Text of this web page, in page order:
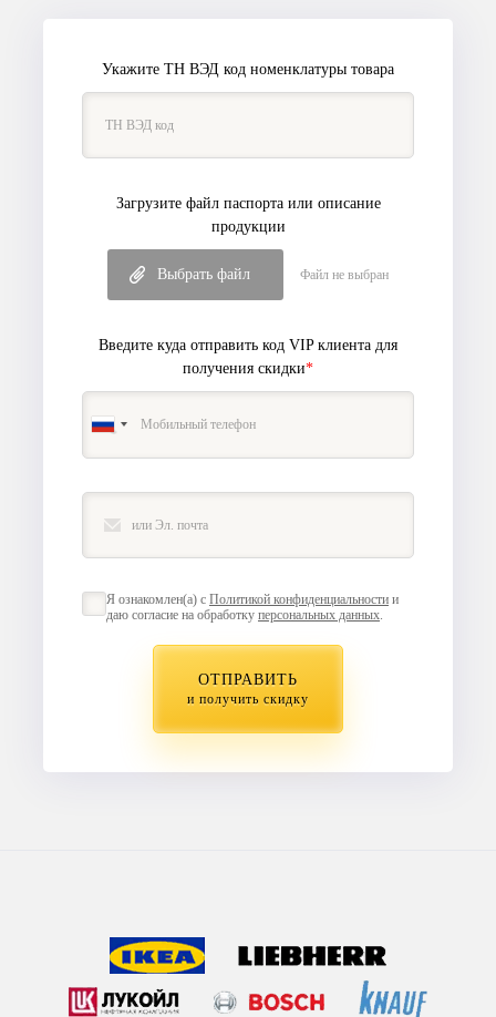
Укажите ТН ВЭД код номенклатуры товара
Загрузите файл паспорта или описание
продукции
Выбрать файл Файл не выбран
Введите куда отправить код VIP клиента для
получения скидки*
Я ознакомлен(а) с Политикой конфиденциальности и
даю согласие на обработку персональных данных.
ОТПРАВИТЬ
и получить скидку